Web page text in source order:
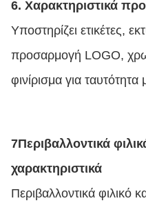
6. Χαρακτηριστικά
Υποστηρίζει ετικέτες,
προσαρμογή LOGO,
φινίρισμα για ταυτότητα
7Περιβαλλοντικά
χαρακτηριστικά
Περιβαλλοντικά φιλικό